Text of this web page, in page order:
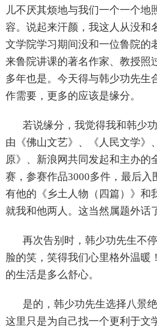
儿不厌其烦地与我们一个一个地
容。说起来汗颜，我这人从没和
文学院学习期间没和一位鲁院的
来鲁院讲课的著名作家、教授照
多年也是。今天得与韩少功先生
作需要，更多的应该是缘分。
若说缘分，我觉得我和韩少
由《佛山文艺》、《人民文学》
原》、新浪网共同发起和主办的
赛，参赛作品3000多件，最后入
有他的《乡土人物（四篇）》和
就我和他两人。这当然属题外话
再次告别时，韩少功先生不
脸的笑，笑得我们心里格外温暖
的生活是多么舒心。
是的，韩少功先生选择八景
这里只是为自己找一个更利于文